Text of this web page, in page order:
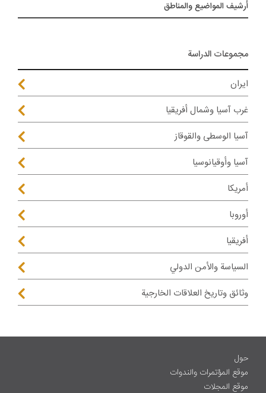
أرشيف المواضیع والمناطق
مجموعات الدراسة
ايران
غرب آسيا وشمال أفريقيا
آسيا الوسطى والقوقاز
آسيا وأوقيانوسيا
أمريكا
أوروبا
أفريقيا
السياسة والأمن الدولي
وثائق وتاريخ العلاقات الخارجية
حول
موقع المؤتمرات والندوات
موقع المجلات